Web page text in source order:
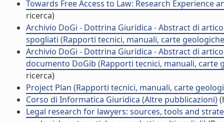
Towards Free Access to Law: Research
ricerca)
Archivio DoGi - Dottrina Giuridica - Abstract di
spogliati (Rapporti tecnici, manuali, carte
Archivio DoGi - Dottrina Giuridica - Abstract di
documento DoGib (Rapporti tecnici, manuali,
ricerca)
Project Plan (Rapporti tecnici, manuali, carte
Corso di Informatica Giuridica (Altre pubblicazioni)
Legal research for lawyers: sources, tools and